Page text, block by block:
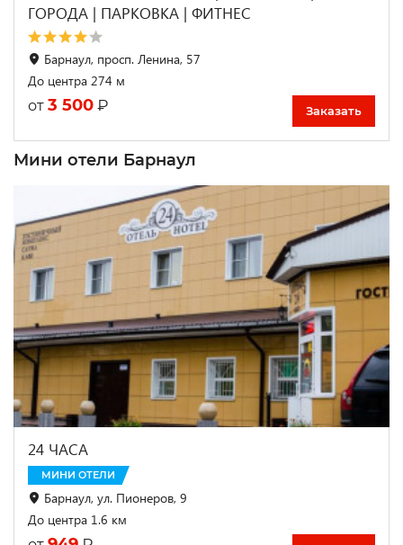
ГОРОДА | ПАРКОВКА | ФИТНЕС
Барнаул, просп. Ленина, 57
До центра 274 м
от 3 500 ₽ Заказать
Мини отели Барнаул
24 ЧАСА
МИНИ ОТЕЛИ
Барнаул, ул. Пионеров, 9
До центра 1.6 км